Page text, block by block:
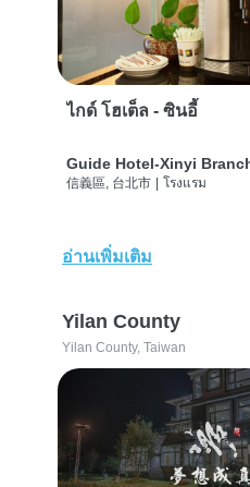
ไกด์ โฮเต็ล - ซินอี้
Guide Hotel-Xinyi
信義區, 台北市 | โรงแรม
อ่านเพิ่มเติม
Yilan County
Yilan County, Taiwan